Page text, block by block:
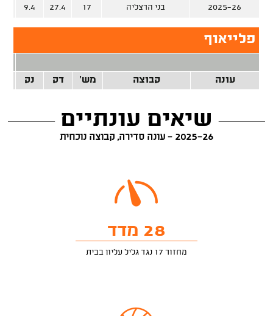
2025-26 בני הרצליה 17
27.4
9.4
פלייאוף
עונה
קבוצה מש' דק נק
שיאים עונתיים
2025-26 - עונה סדירה, קבוצה נוכחית
28 מדד
מחזור 17 נגד גליל עליון בבית